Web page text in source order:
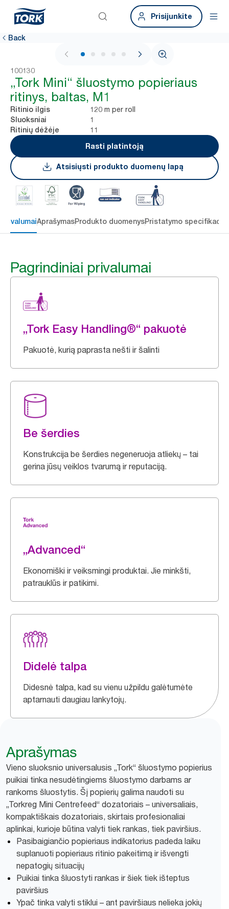
Prisijunkite
Back
1 / 5
100130
„Tork Mini“ šluostymo popieriaus
ritinys, baltas, M1
Ritinio ilgis 120 m per roll
Sluoksniai 1
Ritinių dėžėje
11
Rasti platintoją
Atsisiųsti produkto duomenų lapą
AprašymasProdukto duomenysPristatymo
Pagrindiniai privalumai
„Tork Easy Handling®“ pakuotė
Pakuotė, kurią paprasta nešti ir šalinti
Be šerdies
Konstrukcija be šerdies negeneruoja atliekų – tai
gerina jūsų veiklos tvarumą ir reputaciją.
„Advanced“
Ekonomiški ir veiksmingi produktai. Jie minkšti,
patrauklūs ir patikimi.
Didelė talpa
Didesnė talpa, kad su vienu užpildu galėtumėte
aptarnauti daugiau lankytojų.
Aprašymas
Vieno sluoksnio universalusis „Tork“ šluostymo popierius
puikiai tinka nesudėtingiems šluostymo darbams ar
rankoms šluostytis. Šį popierių galima naudoti su
„Torkreg Mini Centrefeed“ dozatoriais – universaliais,
kompaktiškais dozatoriais, skirtais profesionaliai
aplinkai, kurioje būtina valyti tiek rankas, tiek paviršius.
Pasibaigiančio popieriaus indikatorius padeda laiku
suplanuoti popieriaus ritinio pakeitimą ir išvengti
nepatogių situacijų
Puikiai tinka šluostyti rankas ir šiek tiek išteptus
paviršius
Ypač tinka valyti stiklui – ant paviršiaus nelieka jokių